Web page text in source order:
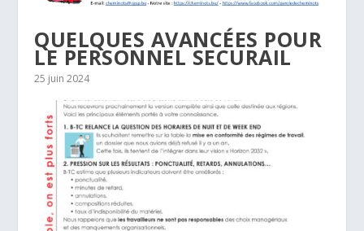
QUELQUES AVANCÉES POUR
LE PERSONNEL SECURAIL
25 juin 2024